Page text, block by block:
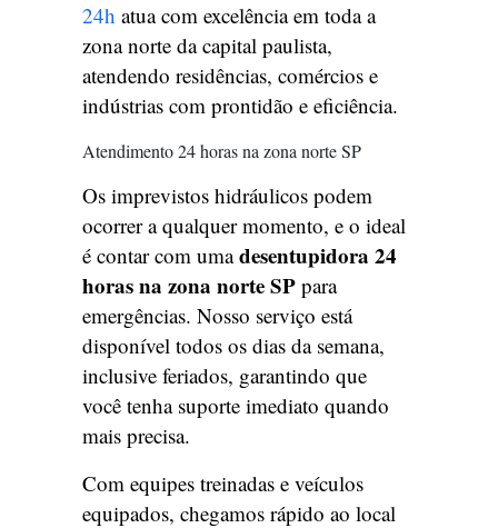
24h atua com excelência em toda a
zona norte da capital paulista,
atendendo residências, comércios e
indústrias com prontidão e eficiência.
Atendimento 24 horas na zona norte SP
Os imprevistos hidráulicos podem
ocorrer a qualquer momento, e o ideal
é contar com umadesentupidora 24
horas na zona norte SP para
emergências. Nosso serviço está
disponível todos os dias da semana,
inclusive feriados, garantindo que
você tenha suporte imediato quando
mais precisa.
Com equipes treinadas e veículos
equipados, chegamos rápido ao local